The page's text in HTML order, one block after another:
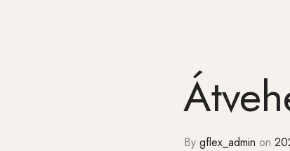
By gflex_admin on